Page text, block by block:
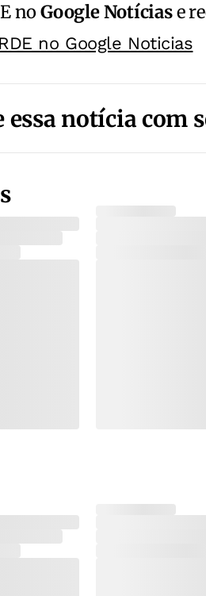
noGoogle Notíciase
no Google Noticias
notícia com